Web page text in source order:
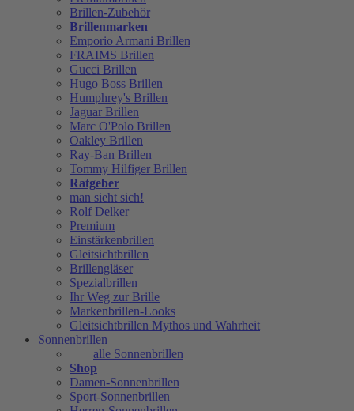
Brillen-Zubehör
Brillenmarken
Emporio Armani Brillen
FRAIMS Brillen
Gucci Brillen
Hugo Boss Brillen
Humphrey's Brillen
Jaguar Brillen
Marc O'Polo Brillen
Oakley Brillen
Ray-Ban Brillen
Tommy Hilfiger Brillen
Ratgeber
man sieht sich!
Rolf Delker
Premium
Einstärkenbrillen
Gleitsichtbrillen
Brillengläser
Spezialbrillen
Ihr Weg zur Brille
Markenbrillen-Looks
Gleitsichtbrillen Mythos und Wahrheit
Sonnenbrillen
alle Sonnenbrillen
Shop
Damen-Sonnenbrillen
Sport-Sonnenbrillen